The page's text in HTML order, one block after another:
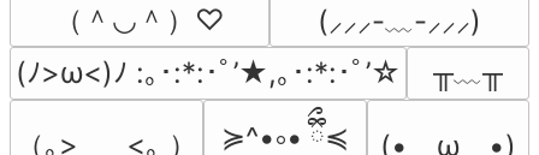
（＾◡＾）♡
(⸝⸝⸝-﹏-⸝⸝⸝)
(ﾉ>ω<)ﾉ :｡･:*:･ﾟ’★,｡･:*:･ﾟ’☆
╥﹏╥
（｡>‿‿<｡ ） ≽^•༚• ྀིྀ≼ (•　ω　•)